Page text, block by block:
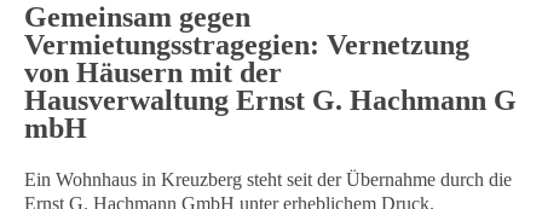
Gemeinsam gegen
Vermietungsstragegien: Vernetzung
von Häusern mit der
Hausverwaltung Ernst G. Hachmann G
mbH
Ein Wohnhaus in Kreuzberg steht seit der Übernahme durch die
Ernst G. Hachmann GmbH unter erheblichem Druck.